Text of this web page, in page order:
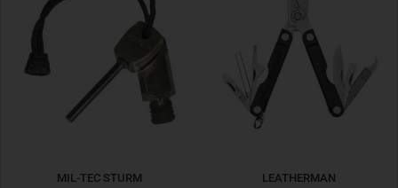
MIL-TEC STURM
LEATHERMAN